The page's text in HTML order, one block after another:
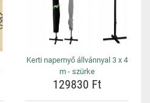
Kerti napernyő állvánnyal 3 x 4
m - szürke
129830 Ft